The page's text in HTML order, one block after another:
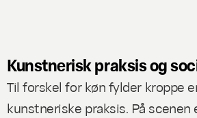
Kunstnerisk praksis og
Til forskel for køn fylder kroppe
kunstneriske praksis. På scenen